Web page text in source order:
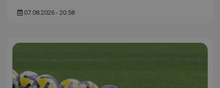
07.08.2026 - 20:58